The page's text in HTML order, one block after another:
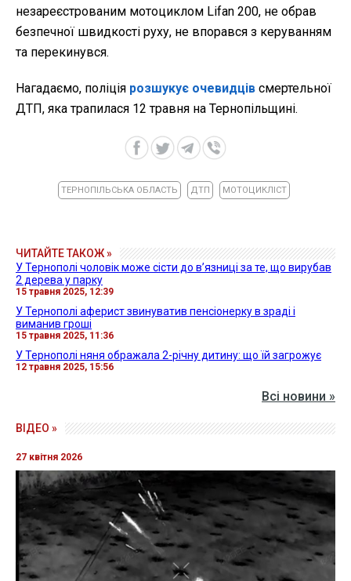
незареєстрованим мотоциклом Lifan 200, не обрав
безпечної швидкості руху, не впорався з керуванням
та перекинувся.
Нагадаємо, поліція розшукує очевидців смертельної
ДТП, яка трапилася 12 травня на Тернопільщині.
ТЕРНОПІЛЬСЬКА ОБЛАСТЬ ДТП МОТОЦИКЛІСТ
ЧИТАЙТЕ ТАКОЖ »
У Тернополі чоловік може сісти до в’язниці за те, що вирубав
2 дерева у парку
15 травня 2025, 12:39
У Тернополі аферист звинуватив пенсіонерку в зраді і
виманив гроші
15 травня 2025, 11:36
У Тернополі няня ображала 2-річну дитину: що їй загрожує
12 травня 2025, 15:56
Всі новини »
ВІДЕО »
27 квітня 2026